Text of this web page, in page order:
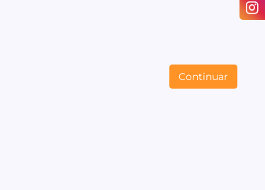
Continuar